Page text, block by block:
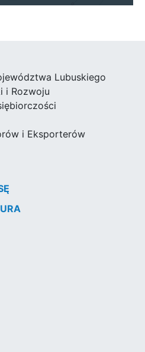
Lubuskiego
i Rozwoju
i Eksporterów